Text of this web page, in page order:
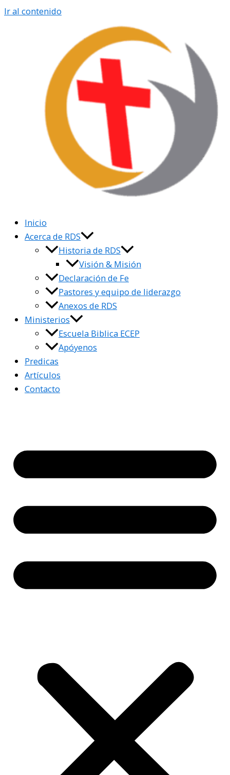
Ir al contenido
Inicio
Acerca de RDS
Historia de RDS
Visión & Misión
Declaración de Fe
Pastores y equipo de liderazgo
Anexos de RDS
Ministerios
Escuela Biblica ECEP
Apóyenos
Predicas
Artículos
Contacto